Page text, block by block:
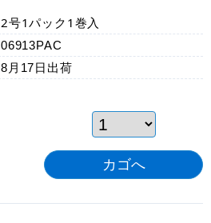
2号1パック1巻入
06913PAC
8月17日 出荷